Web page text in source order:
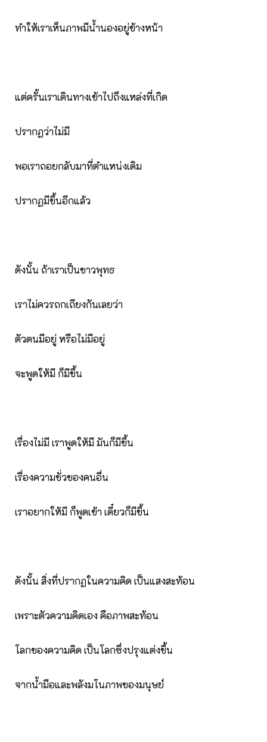
ทำให้เราเห็นภาพมีน้ำนองอยู่ข้างหน้า
แต่ครั้นเราเดินทางเข้าไปถึงแหล่งที่เกิด
ปรากฏว่าไม่มี
พอเราถอยกลับมาที่ตำแหน่งเดิม
ปรากฏมีขึ้นอีกแล้ว
ดังนั้น ถ้าเราเป็นชาวพุทธ
เราไม่ควรถกเถียงกันเลยว่า
ตัวตนมีอยู่ หรือไม่มีอยู่
จะพูดให้มี ก็มีขึ้น
เรื่องไม่มี เราพูดให้มี มันก็มีขึ้น
เรื่องความชั่วของคนอื่น
เราอยากให้มี ก็พูดเข้า เดี๋ยวก็มีขึ้น
ดังนั้น สิ่งที่ปรากฏในความคิด เป็นแสงสะท้อน
เพราะตัวความคิดเอง คือภาพสะท้อน
โลกของความคิด เป็นโลกซึ่งปรุงแต่งขึ้น
จากน้ำมือและพลังมโนภาพของมนุษย์